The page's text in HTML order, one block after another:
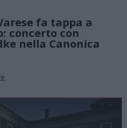
fa tappa a
concerto con
nella Canonica